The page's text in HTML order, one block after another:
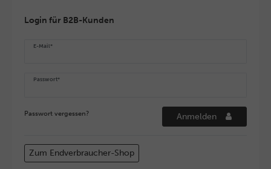
Login für B2B-Kunden
E-Mail*
Passwort*
Passwort vergessen? Anmelden
Zum Endverbraucher-Shop